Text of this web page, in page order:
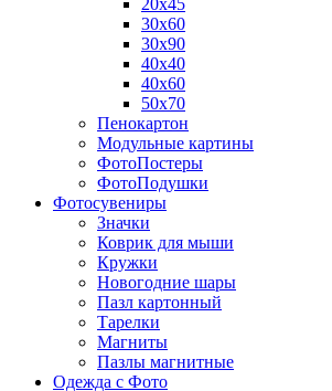
30х60
30х90
40х40
40х60
50х70
Пенокартон
Модульные картины
ФотоПостеры
ФотоПодушки
Фотоcувениры
Значки
Коврик для мыши
Кружки
Новогодние шары
Пазл картонный
Тарелки
Магниты
Пазлы магнитные
Одежда с Фото